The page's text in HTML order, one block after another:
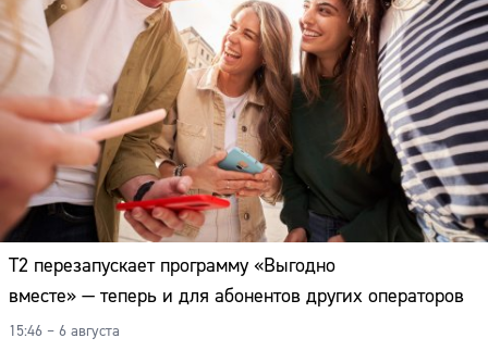
Т2 перезапускает программу «Выгодно
вместе» — теперь и для абонентов других операторов
15:46 – 6 августа